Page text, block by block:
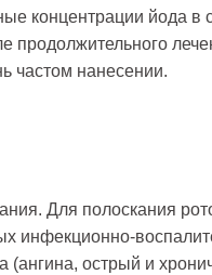
концентрации йода
продолжительного
частом нанесении.
Для полоскания
инфекционно-
(ангина, острый и